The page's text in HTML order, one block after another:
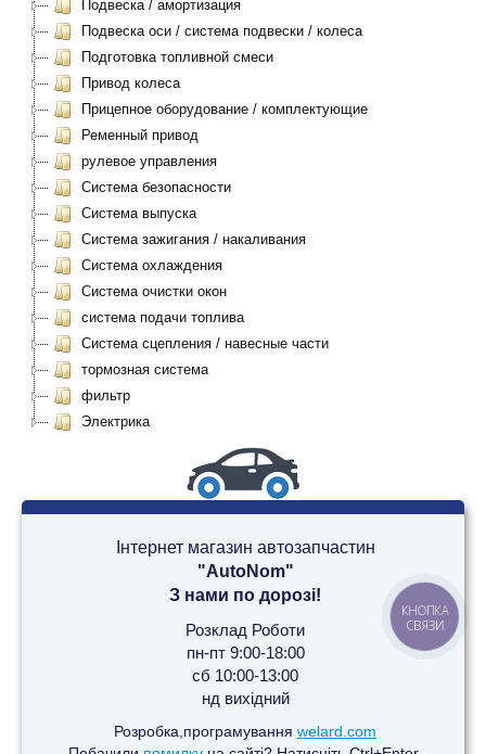
Подвеска / амортизация
Подвеска оси / система подвески / колеса
Подготовка топливной смеси
Привод колеса
Прицепное оборудование / комплектующие
Ременный привод
рулевое управления
Система безопасности
Система выпуска
Система зажигания / накаливания
Система охлаждения
Система очистки окон
система подачи топлива
Система сцепления / навесные части
тормозная система
фильтр
Электрика
Інтернет магазин автозапчастин
"AutoNom"
З нами по дорозі!
Розклад Роботи
пн-пт 9:00-18:00
сб 10:00-13:00
нд вихідний
Розробка,програмування welard.com
КНОПКА
СВЯЗИ